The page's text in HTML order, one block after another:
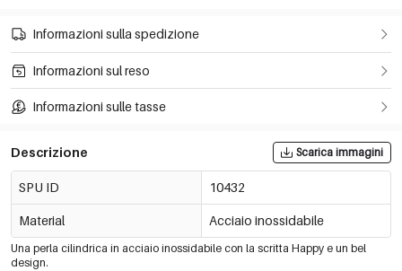
Informazioni sulla spedizione
Informazioni sul reso
Informazioni sulle tasse
Descrizione Scarica immagini
SPU ID 10432
Material Acciaio inossidabile
Una perla cilindrica in acciaio inossidabile con la scritta Happy e un bel
design.